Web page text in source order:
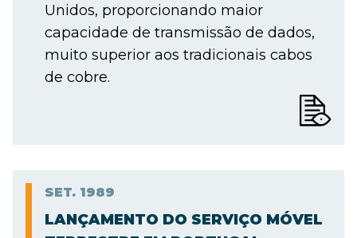
Unidos, proporcionando maior
capacidade de transmissão de dados,
muito superior aos tradicionais cabos
de cobre.
SET. 1989
LANÇAMENTO DO SERVIÇO MÓVEL